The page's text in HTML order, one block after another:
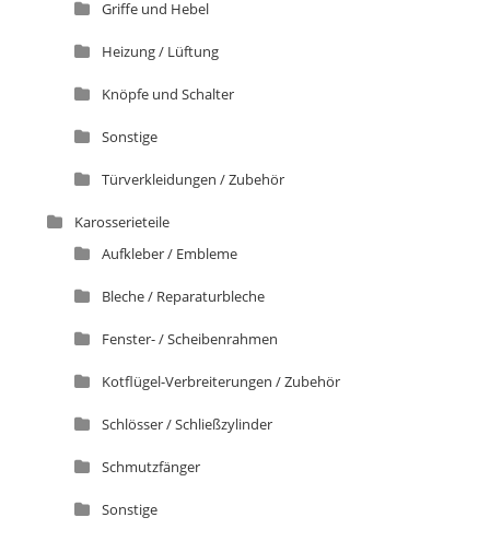
Griffe und Hebel
Heizung / Lüftung
Knöpfe und Schalter
Sonstige
Türverkleidungen / Zubehör
Karosserieteile
Aufkleber / Embleme
Bleche / Reparaturbleche
Fenster- / Scheibenrahmen
Kotflügel-Verbreiterungen / Zubehör
Schlösser / Schließzylinder
Schmutzfänger
Sonstige